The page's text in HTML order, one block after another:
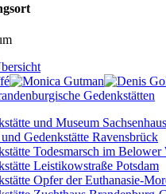
und Museum
Gedenkstätte Ravensbrück
Todesmarsch im Belower
Leistikowstraße Potsdam
Opfer der Euthanasie-